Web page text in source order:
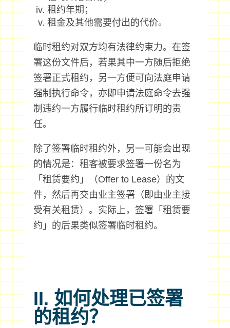
租约年期；
租金及其他需要付出的代价。
临时租约对双方均有法律约束力。在签
署这份文件后，若果其中一方随后拒绝
签署正式租约，另一方便可向法庭申请
强制执行命令，亦即申请法庭命令去强
制违约一方履行临时租约所订明的责
任。
除了签署临时租约外，另一可能会出现
的情况是：租客被要求签署一份名为
「租赁要约」（Offer to Lease）的文
件，然后再交由业主签署（即由业主接
受有关租赁）。实际上，签署「租赁要
约」的后果类似签署临时租约。
II. 如何处理已签署
的租约？